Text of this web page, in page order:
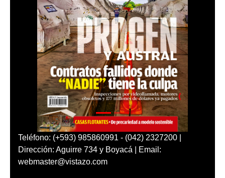
Teléfono: (+593) 985860991 - (042) 2327200 |
Dirección: Aguirre 734 y Boyacá | Email:
webmaster@vistazo.com